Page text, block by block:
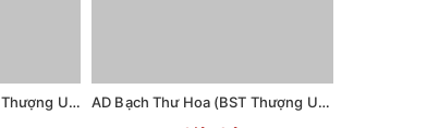
AD Hồng Thư Hoa (BST Thượng Uyển) AD Bạch Thư Hoa (BST Thượng Uyển)